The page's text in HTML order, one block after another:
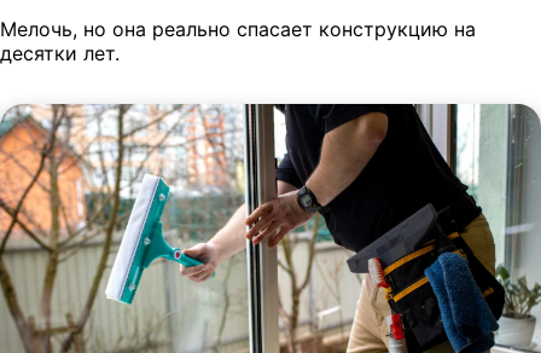
Мелочь, но она реально спасает конструкцию на
десятки лет.